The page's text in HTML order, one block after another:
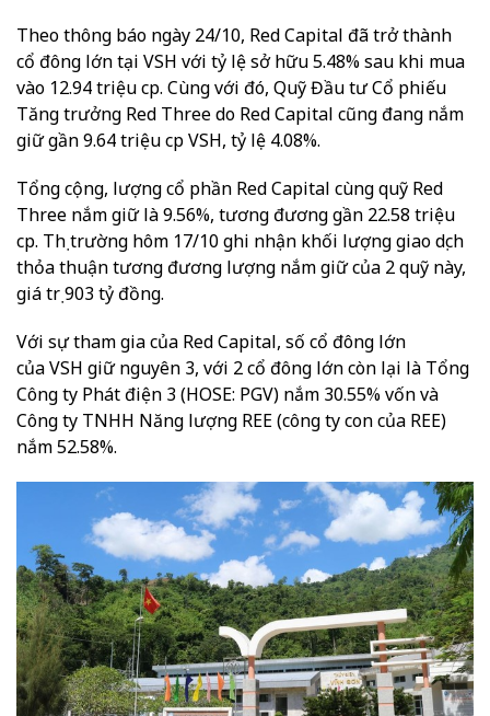
Theo thông báo ngày 24/10, Red Capital đã trở thành
cổ đông lớn tại VSH với tỷ lệ sở hữu 5.48% sau khi mua
vào 12.94 triệu cp. Cùng với đó, Quỹ Đầu tư Cổ phiếu
Tăng trưởng Red Three do Red Capital cũng đang nắm
giữ gần 9.64 triệu cp VSH, tỷ lệ 4.08%.
Tổng cộng, lượng cổ phần Red Capital cùng quỹ Red
Three nắm giữ là 9.56%, tương đương gần 22.58 triệu
cp. Thị trường hôm 17/10 ghi nhận khối lượng giao dịch
thỏa thuận tương đương lượng nắm giữ của 2 quỹ này,
giá trị 903 tỷ đồng.
Với sự tham gia của Red Capital, số cổ đông lớn
của VSH giữ nguyên 3, với 2 cổ đông lớn còn lại là Tổng
Công ty Phát điện 3 (HOSE: PGV) nắm 30.55% vốn và
Công ty TNHH Năng lượng REE (công ty con của REE)
nắm 52.58%.